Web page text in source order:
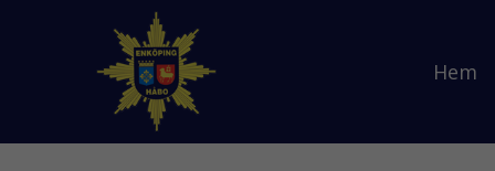
Hem